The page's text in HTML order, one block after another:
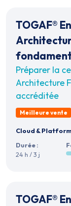
TOGAF®
Préparer la
Architecture
accréditée
Meilleure vente
Cloud &
Durée :
24 h / 3 j
TOGAF®